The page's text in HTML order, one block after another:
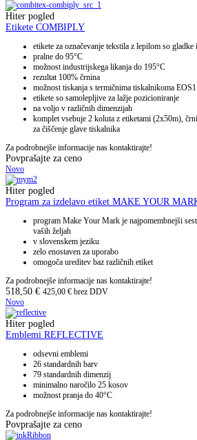
Hiter pogled
Etikete COMBIPLY
etikete za označevanje tekstila z lepilom so
pralne do 95°C
možnost industrijskega likanja do 195°C
rezultat 100% črnina
možnost tiskanja s termičnima tiskalnikoma
etikete so samolepljive za lažje pozicioniranje
na voljo v različnih dimenzijah
komplet vsebuje 2 koluta z etiketami (2x50m),
za čiščenje glave tiskalnika
Za podrobnejše informacije nas kontaktirajte!
Povprašajte za ceno
Novo
Hiter pogled
Program za izdelavo etiket MAKE YOUR
program Make Your Mark je najpomembnejši
vaših željah
v slovenskem jeziku
zelo enostaven za uporabo
omogoča ureditev baz različnih etiket
Za podrobnejše informacije nas kontaktirajte!
518,50 € 425,00 € brez DDV
Novo
Hiter pogled
Emblemi REFLECTIVE
odsevni emblemi
26 standardnih barv
79 standardnih dimenzij
minimalno naročilo 25 kosov
možnost pranja do 40°C
Za podrobnejše informacije nas kontaktirajte!
Povprašajte za ceno